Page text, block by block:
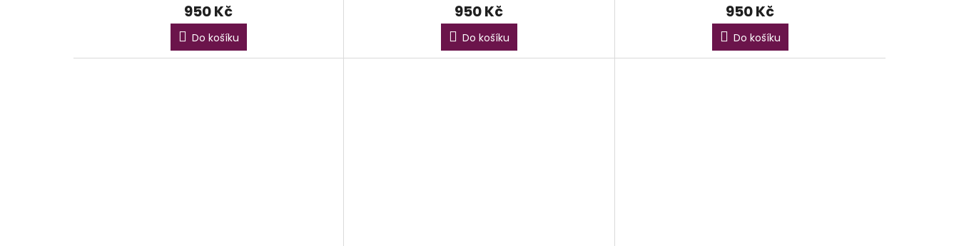
950 Kč
Do košíku
950 Kč
Do košíku
950 Kč
Do košíku